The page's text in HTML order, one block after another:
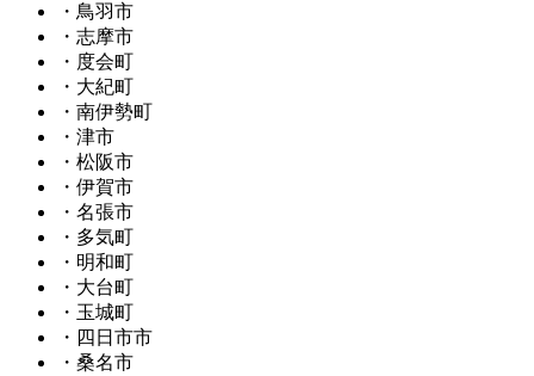
・鳥羽市
・志摩市
・度会町
・大紀町
・南伊勢町
・津市
・松阪市
・伊賀市
・名張市
・多気町
・明和町
・大台町
・玉城町
・四日市市
・桑名市